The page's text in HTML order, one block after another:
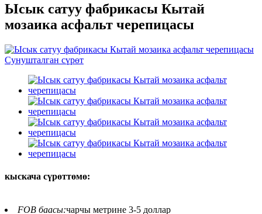
Ысык сатуу фабрикасы Кытай
мозаика асфальт черепицасы
кыскача сүрөттөмө:
FOB баасы:чарчы метрине 3-5 доллар